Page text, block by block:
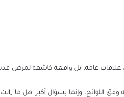
علاقات عامة، بل واقعة كاشفة لمرض
اللوائح، وإنما بسؤال أكبر: هل ما زالت